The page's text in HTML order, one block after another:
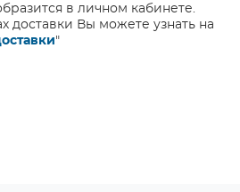
в личном кабинете.
доставки Вы можете узнать на
"